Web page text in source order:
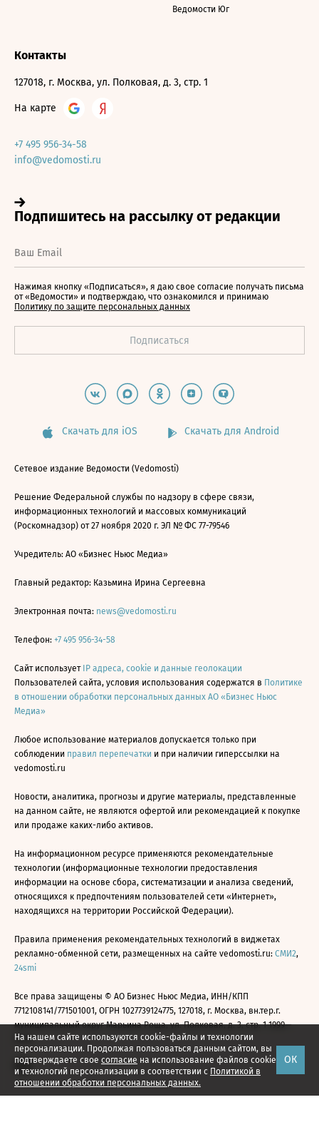
На нашем сайте используются cookie-файлы и технологии
персонализации. Продолжая пользоваться данным сайтом, вы
подтверждаете свое согласие на использование файлов cookie
и технологий персонализации в соответствии с Политикой в
отношении обработки персональных данных.
ОК
Ведомости Юг
Контакты
127018, г. Москва, ул. Полковая, д. 3, стр. 1
На карте
+7 495 956-34-58
info@vedomosti.ru
Нажимая кнопку «Подписаться», я даю свое согласие получать письма
от «Ведомости» и подтверждаю, что ознакомился и принимаю
Политику по защите персональных данных
Скачать для iOS Скачать для Android
Сетевое издание Ведомости (Vedomosti)
Решение Федеральной службы по надзору в сфере связи,
информационных технологий и массовых коммуникаций
(Роскомнадзор) от 27 ноября 2020 г. ЭЛ № ФС 77-79546
Учредитель: АО «Бизнес Ньюс Медиа»
Главный редактор: Казьмина Ирина Сергеевна
Электронная почта: news@vedomosti.ru
Телефон: +7 495 956-34-58
Сайт использует IP адреса, cookie и данные геолокации
Пользователей сайта, условия использования содержатся в Политике
в отношении обработки персональных данных АО «Бизнес Ньюс
Медиа»
Любое использование материалов допускается только при
соблюдении правил перепечатки и при наличии гиперссылки на
vedomosti.ru
Новости, аналитика, прогнозы и другие материалы, представленные
на данном сайте, не являются офертой или рекомендацией к покупке
или продаже каких-либо активов.
На информационном ресурсе применяются рекомендательные
технологии (информационные технологии предоставления
информации на основе сбора, систематизации и анализа сведений,
относящихся к предпочтениям пользователей сети «Интернет»,
находящихся на территории Российской Федерации).
Правила применения рекомендательных технологий в виджетах
рекламно-обменной сети, размещенных на сайте vedomosti.ru: СМИ2,
24smi
Все права защищены © АО Бизнес Ньюс Медиа, ИНН/КПП
7712108141/771501001, ОГРН 1027739124775, 127018, г. Москва, вн.тер.г.
муниципальный округ Марьина Роща, ул. Полковая, д. 3, стр. 1 1999—
2026